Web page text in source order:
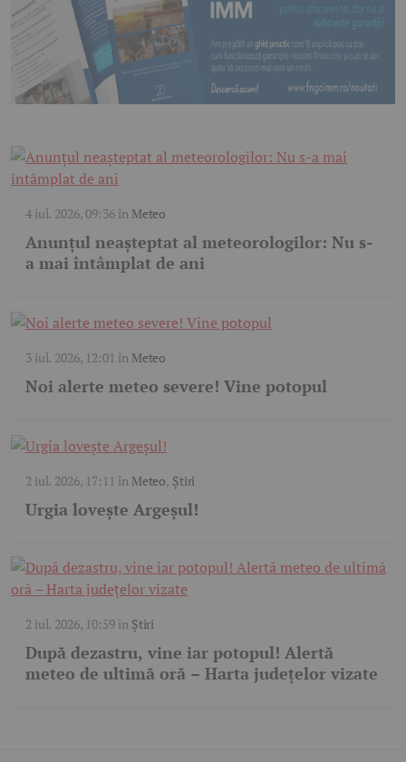
4 iul. 2026, 09:36în Meteo
Anunțul neașteptat al meteorologilor: Nu s-
a mai întâmplat de ani
3 iul. 2026, 12:01 în Meteo
Noi alerte meteo severe! Vine potopul
2 iul. 2026, 17:11 în Meteo, Știri
Urgia lovește Argeșul!
2 iul. 2026, 10:59în Știri
După dezastru, vine iar potopul! Alertă
meteo de ultimă oră – Harta județelor vizate